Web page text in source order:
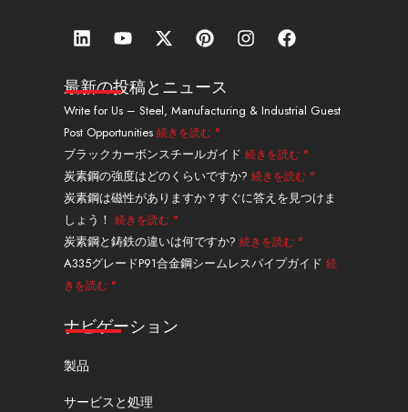
リ
ン
ト
イ
ン
Y
o
t
u
b
e
エ
ッ
ス
・
ツ
イ
ッ
タ
ー
ピ
ン
レ
ス
ト
イ
ン
グ
ラ
フ
ェ
ブ
ッ
最新の投稿とニュース
Write for Us – Steel, Manufacturing & Industrial Guest
Post Opportunities 続きを読む "
ブラックカーボンスチールガイド 続きを読む "
炭素鋼の強度はどのくらいですか? 続きを読む "
炭素鋼は磁性がありますか？すぐに答えを見つけま
しょう！ 続きを読む "
炭素鋼と鋳鉄の違いは何ですか? 続きを読む "
A335グレードP91合金鋼シームレスパイプガイド 続
きを読む "
ナビゲーション
製品
サービスと処理